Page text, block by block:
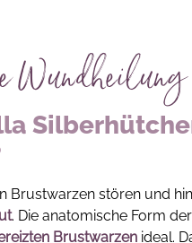
Wundheilung
Brustwarzen stören und
. Die anatomische Form
Brustwarzen ideal.